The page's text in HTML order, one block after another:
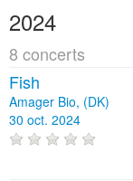
2024
8 concerts
Fish
Amager Bio, (DK)
30 oct. 2024